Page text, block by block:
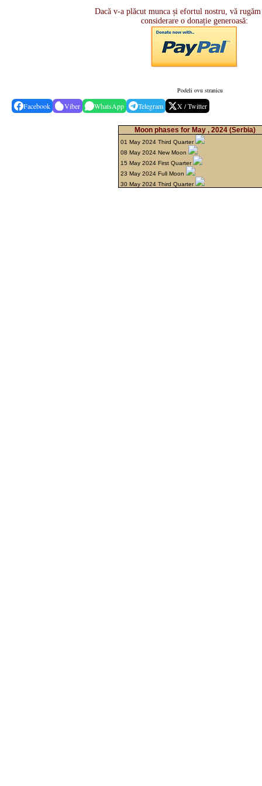
Dacă v-a plăcut munca și efortul nostru, vă
considerare o donație generoasă:
Podeli ovu stranicu
Facebook Viber WhatsApp Telegram X / Twitter
Moon phases for May , 2024 (Serbia)
01 May 2024 Third Quarter
08 May 2024 New Moon
15 May 2024 First Quarter
23 May 2024 Full Moon
30 May 2024 Third Quarter